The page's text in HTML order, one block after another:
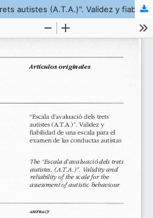
"Escala d'avaluació dels trets autistes (A.T.A.)". Validez y fiabilidad de una escala para el examen de las conductas autistas